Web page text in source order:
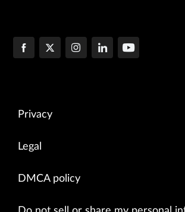
Privacy
Legal
DMCA policy